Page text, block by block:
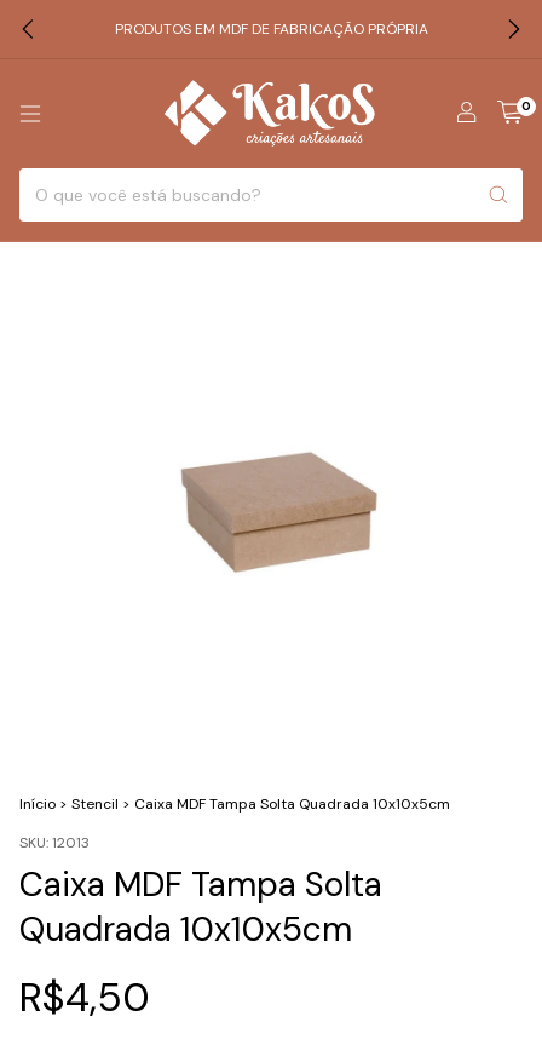
PRODUTOS EM MDF DE FABRICAÇÃO PRÓPRIA
0
Início > Stencil > Caixa MDF Tampa Solta Quadrada 10x10x5cm
SKU:12013
Caixa MDF Tampa Solta
Quadrada 10x10x5cm
R$4,50